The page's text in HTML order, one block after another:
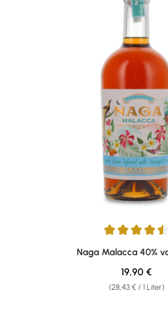
Durchschnittliche Bewertung von
Naga Malacca 40%
(28,43 € / 1 Liter)
Regulärer
19,90 €